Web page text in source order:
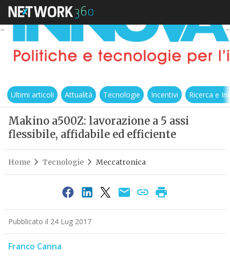
Ultimi articoli Attualità Tecnologie Incentivi Ricerca e
Makino a500Z: lavorazione a 5 assi
flessibile, affidabile ed efficiente
Home Tecnologie Meccatronica
Pubblicato il 24 Lug 2017
Franco Canna